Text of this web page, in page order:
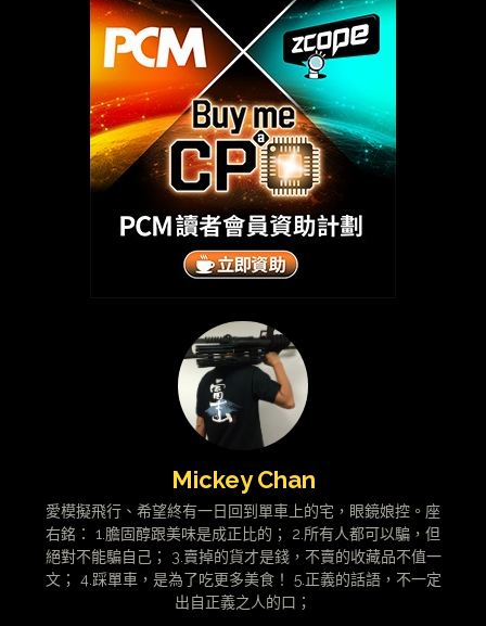
Mickey Chan
愛模擬飛行、希望終有一日回到單車上的宅，眼鏡娘控。座
右銘： 1.膽固醇跟美味是成正比的； 2.所有人都可以騙，但
絕對不能騙自己； 3.賣掉的貨才是錢，不賣的收藏品不值一
文； 4.踩單車，是為了吃更多美食！ 5.正義的話語，不一定
出自正義之人的口；